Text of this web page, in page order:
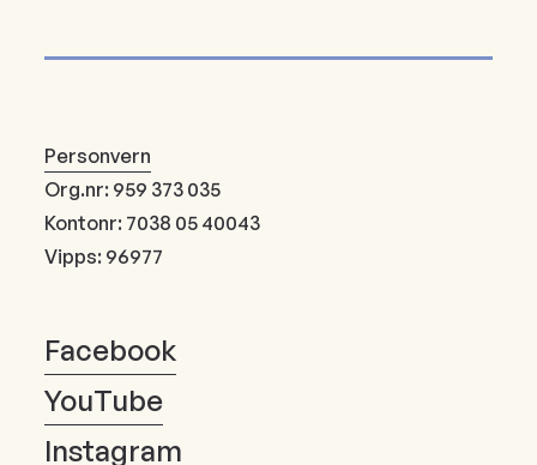
Personvern
Org.nr: 959 373 035
Kontonr: 7038 05 40043
Vipps: 96977
Facebook
YouTube
Instagram